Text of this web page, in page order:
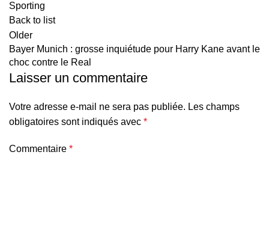
Sporting
Back to list
Older
Bayer Munich : grosse inquiétude pour Harry Kane avant le
choc contre le Real
Laisser un commentaire
Votre adresse e-mail ne sera pas publiée. Les champs
obligatoires sont indiqués avec *
Commentaire *